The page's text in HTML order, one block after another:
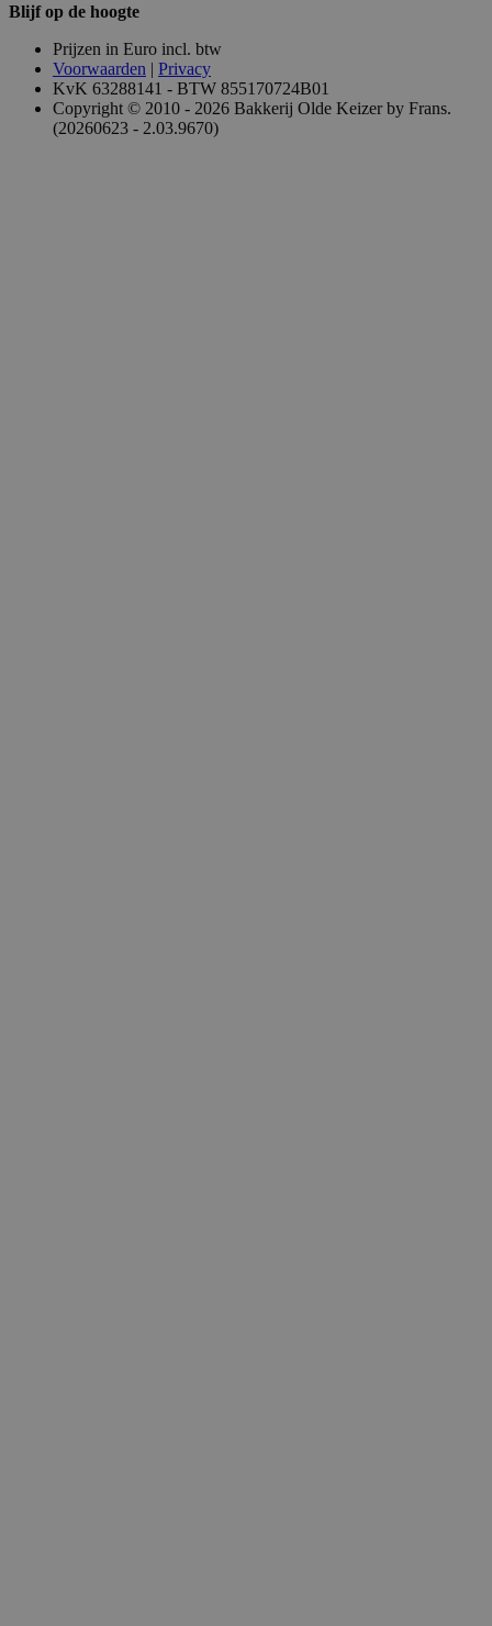
Blijf op de hoogte
Prijzen in Euro incl. btw
Voorwaarden | Privacy
KvK 63288141 - BTW 855170724B01
Copyright © 2010 - 2026 Bakkerij Olde Keizer by Frans.
(20260623 - 2.03.9670)